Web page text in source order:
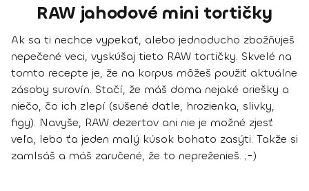
RAW jahodové mini tortičky
Ak sa ti nechce vypekať, alebo jednoducho zbožňuješ
nepečené veci, vyskúšaj tieto RAW tortičky. Skvelé na
tomto recepte je, že na korpus môžeš použiť aktuálne
zásoby surovín. Stačí, že máš doma nejaké oriešky a
niečo, čo ich zlepí (sušené datle, hrozienka, slivky,
figy). Navyše, RAW dezertov ani nie je možné zjesť
veľa, lebo ťa jeden malý kúsok bohato zasýti. Takže si
zamlsáš a máš zaručené, že to nepreženieš. ;-)